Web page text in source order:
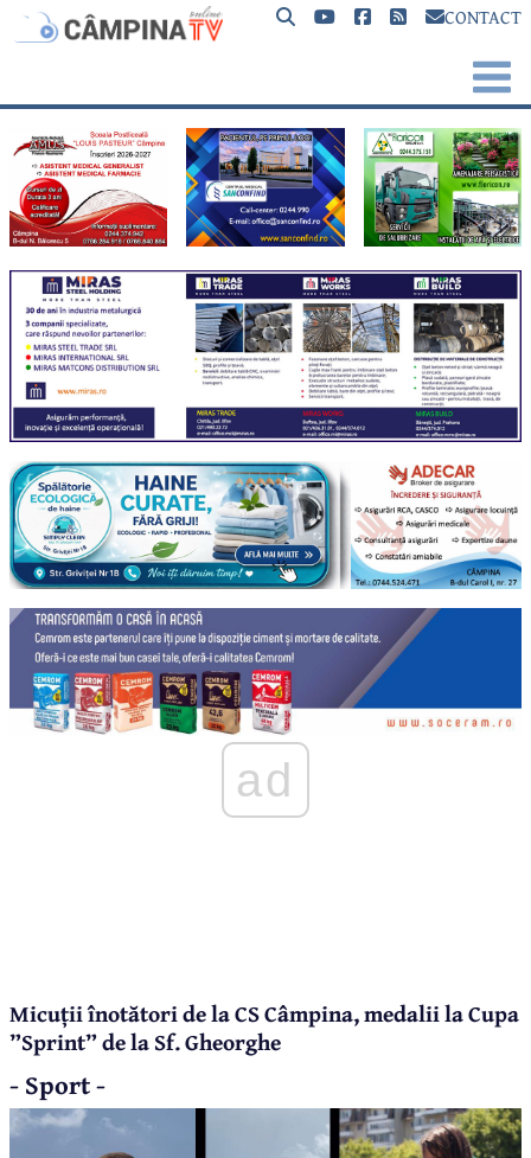
CONTACT
ad
Micuții înotători de la CS Câmpina, medalii la Cupa
”Sprint” de la Sf. Gheorghe
- Sport -